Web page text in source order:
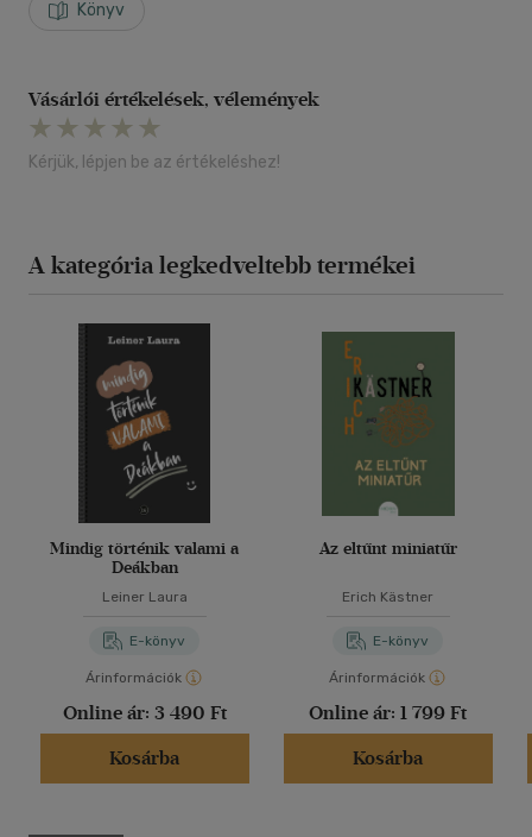
Könyv
Vásárlói értékelések, vélemények
Kérjük, lépjen be az értékeléshez!
A kategória legkedveltebb termékei
Mindig történik valami a
Deákban
Leiner Laura
E-könyv
Árinformációk
Online ár: 3 490 Ft
Kosárba
Az eltűnt miniatűr
Erich Kästner
E-könyv
Árinformációk
Online ár: 1 799 Ft
Kosárba